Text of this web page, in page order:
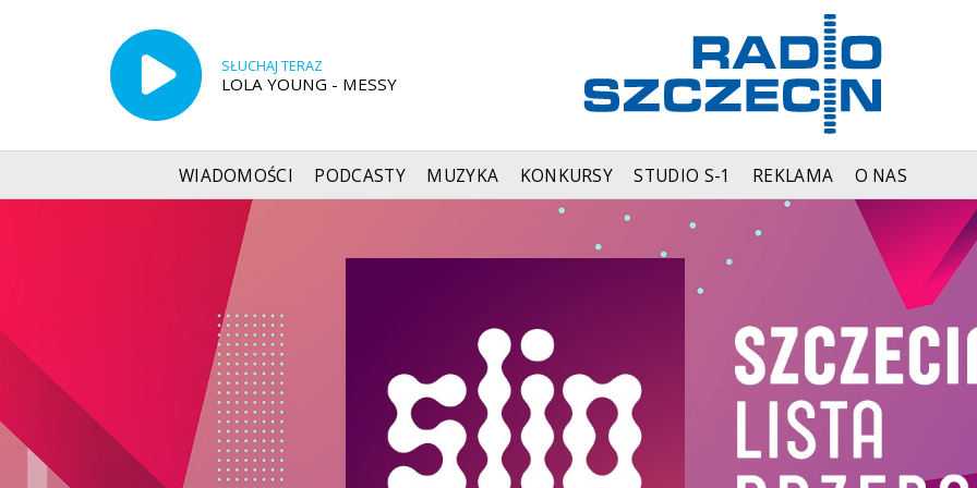
SŁUCHAJ TERAZ
LOLA YOUNG - MESSY
WIADOMOŚCI PODCASTY MUZYKA KONKURSY STUDIO S-1 REKLAMA O NAS